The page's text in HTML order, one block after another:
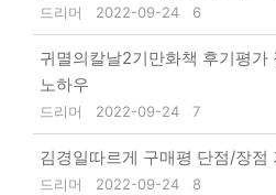
드리머 2022-09-24 6
귀멸의칼날2기만화책 후기평가
노하우
드리머 2022-09-24 7
김경일따르게 구매평 단점/장점
드리머 2022-09-24 8